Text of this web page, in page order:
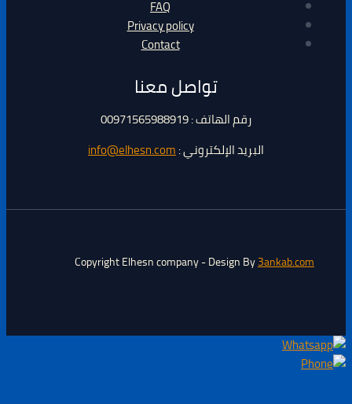
Privacy policy
تواصل معنا
رقم الهاتف : 00971565988919
البريد الإلكتروني :info@elhesn.com
Copyright Elhesn company - Design By